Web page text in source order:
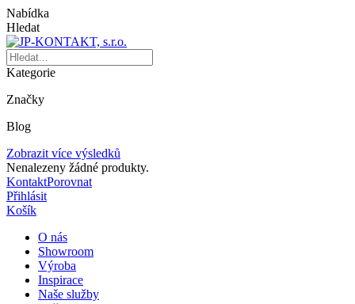
Nabídka
Hledat
Kategorie
Značky
Blog
Zobrazit více výsledků
Nenalezeny žádné produkty.
KontaktPorovnat
Přihlásit
Košík
O nás
Showroom
Výroba
Inspirace
Naše služby